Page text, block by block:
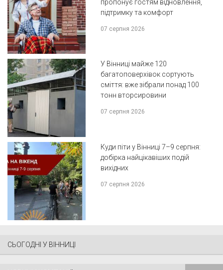
пропонує гостям відновлення,
підтримку та комфорт
07 серпня 2026
У Вінниці майже 120
багатоповерхівок сортують
сміття: вже зібрали понад 100
тонн вторсировини
07 серпня 2026
Куди піти у Вінниці 7–9 серпня:
добірка найцікавіших подій
вихідних
07 серпня 2026
СЬОГОДНІ У ВІННИЦІ